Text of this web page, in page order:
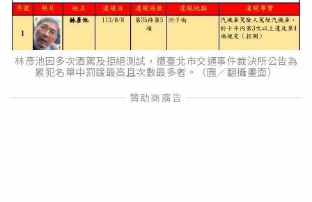
林彥池因多次酒駕及拒絕測試，遭臺北市交通事件裁決所公告為
累犯名單中罰鍰最高且次數最多者。（圖／翻攝畫面）